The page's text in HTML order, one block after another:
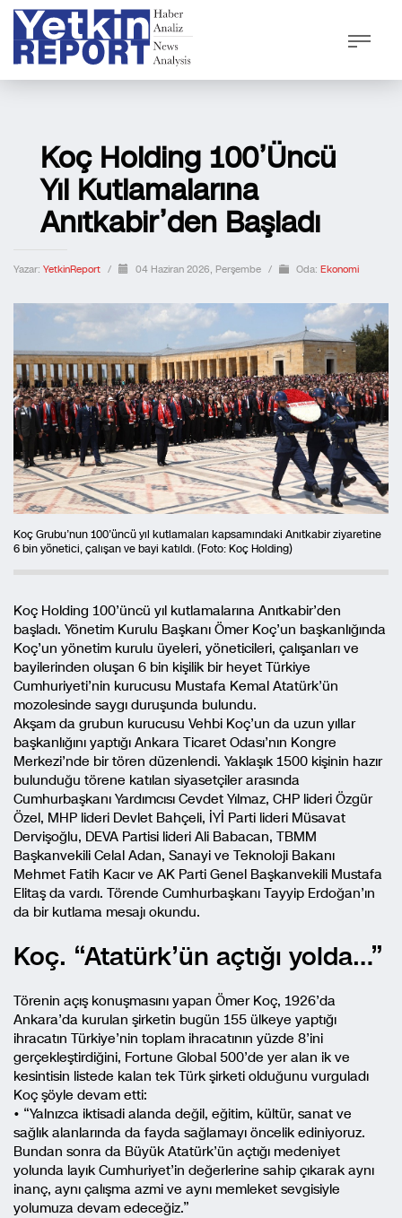
Koç Holding 100’üncü
Yıl Kutlamalarına
Anıtkabir’den Başladı
Yazar: YetkinReport / 04 Haziran 2026, Perşembe / Oda: Ekonomi
Koç Grubu’nun 100’üncü yıl kutlamaları kapsamındaki Anıtkabir ziyaretine
6 bin yönetici, çalışan ve bayi katıldı. (Foto: Koç Holding)
Koç Holding 100’üncü yıl kutlamalarına Anıtkabir’den
başladı. Yönetim Kurulu Başkanı Ömer Koç’un başkanlığında
Koç’un yönetim kurulu üyeleri, yöneticileri, çalışanları ve
bayilerinden oluşan 6 bin kişilik bir heyet Türkiye
Cumhuriyeti’nin kurucusu Mustafa Kemal Atatürk’ün
mozolesinde saygı duruşunda bulundu.
Akşam da grubun kurucusu Vehbi Koç’un da uzun yıllar
başkanlığını yaptığı Ankara Ticaret Odası’nın Kongre
Merkezi’nde bir tören düzenlendi. Yaklaşık 1500 kişinin hazır
bulunduğu törene katılan siyasetçiler arasında
Cumhurbaşkanı Yardımcısı Cevdet Yılmaz, CHP lideri Özgür
Özel, MHP lideri Devlet Bahçeli, İYİ Parti lideri Müsavat
Dervişoğlu, DEVA Partisi lideri Ali Babacan, TBMM
Başkanvekili Celal Adan, Sanayi ve Teknoloji Bakanı
Mehmet Fatih Kacır ve AK Parti Genel Başkanvekili Mustafa
Elitaş da vardı. Törende Cumhurbaşkanı Tayyip Erdoğan’ın
da bir kutlama mesajı okundu.
Koç. “Atatürk’ün açtığı yolda…”
Törenin açış konuşmasını yapan Ömer Koç, 1926’da
Ankara’da kurulan şirketin bugün 155 ülkeye yaptığı
ihracatın Türkiye’nin toplam ihracatının yüzde 8’ini
gerçekleştirdiğini, Fortune Global 500’de yer alan ik ve
kesintisin listede kalan tek Türk şirketi olduğunu vurguladı
Koç şöyle devam etti:
• “Yalnızca iktisadi alanda değil, eğitim, kültür, sanat ve
sağlık alanlarında da fayda sağlamayı öncelik ediniyoruz.
Bundan sonra da Büyük Atatürk’ün açtığı medeniyet
yolunda layık Cumhuriyet’in değerlerine sahip çıkarak aynı
inanç, aynı çalışma azmi ve aynı memleket sevgisiyle
yolumuza devam edeceğiz.”